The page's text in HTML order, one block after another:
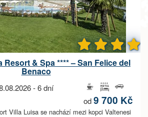
Resort & Spa **** – San Felice del
Benaco
- 6 dní
od9 700 Kč
Villa Luisa se nachází mezi kopci Valtenesi